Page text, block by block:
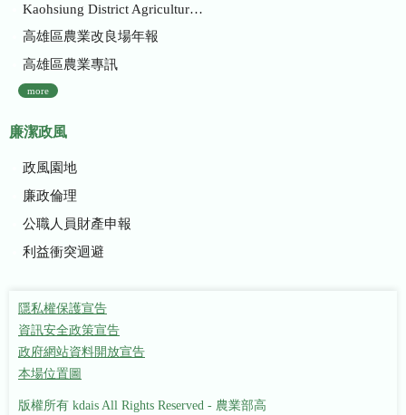
Kaohsiung District Agricultural Research and Extension Station
高雄區農業改良場年報
高雄區農業專訊
more
廉潔政風
政風園地
廉政倫理
公職人員財產申報
利益衝突迴避
隱私權保護宣告
資訊安全政策宣告
政府網站資料開放宣告
本場位置圖
版權所有 kdais All Rights Reserved - 農業部高